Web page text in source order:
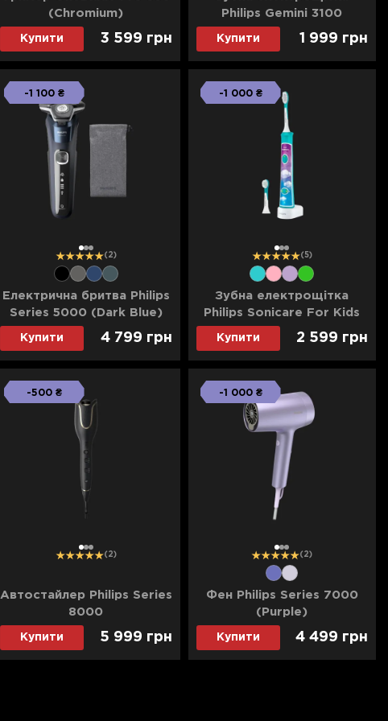
(Chromium)
Купити 3 599 грн
Philips Gemini 3100
(White)
Купити 1 999 грн
123
-1 100 ₴
(2)
Електрична бритва Philips
Series 5000 (Dark Blue)
Купити 4 799 грн
12 3
-1 000 ₴
(5)
Зубна електрощітка
Philips Sonicare For Kids
(Blue)
Купити 2 599 грн
123
-500 ₴
(2)
Автостайлер Philips Series
8000
Купити 5 999 грн
12 3
-1 000 ₴
(2)
Фен Philips Series 7000
(Purple)
Купити 4 499 грн